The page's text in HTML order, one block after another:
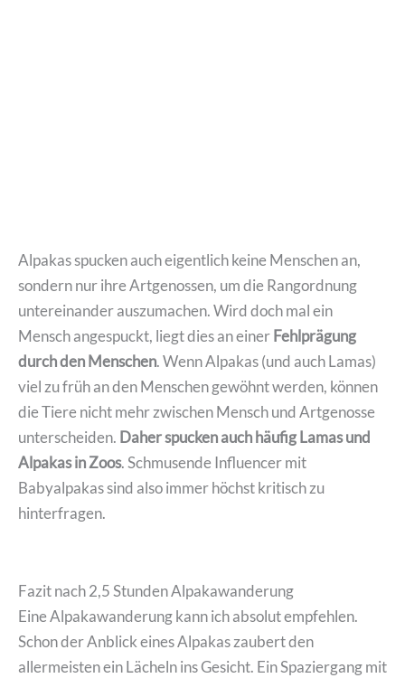
Alpakas spucken auch eigentlich keine Menschen an,
sondern nur ihre Artgenossen, um die Rangordnung
untereinander auszumachen. Wird doch mal ein
Mensch angespuckt, liegt dies an einer Fehlprägung
durch den Menschen. Wenn Alpakas (und auch Lamas)
viel zu früh an den Menschen gewöhnt werden, können
die Tiere nicht mehr zwischen Mensch und Artgenosse
unterscheiden. Daher spucken auch häufig Lamas und
Alpakas in Zoos. Schmusende Influencer mit
Babyalpakas sind also immer höchst kritisch zu
hinterfragen.
Fazit nach 2,5 Stunden Alpakawanderung
Eine Alpakawanderung kann ich absolut empfehlen.
Schon der Anblick eines Alpakas zaubert den
allermeisten ein Lächeln ins Gesicht. Ein Spaziergang mit